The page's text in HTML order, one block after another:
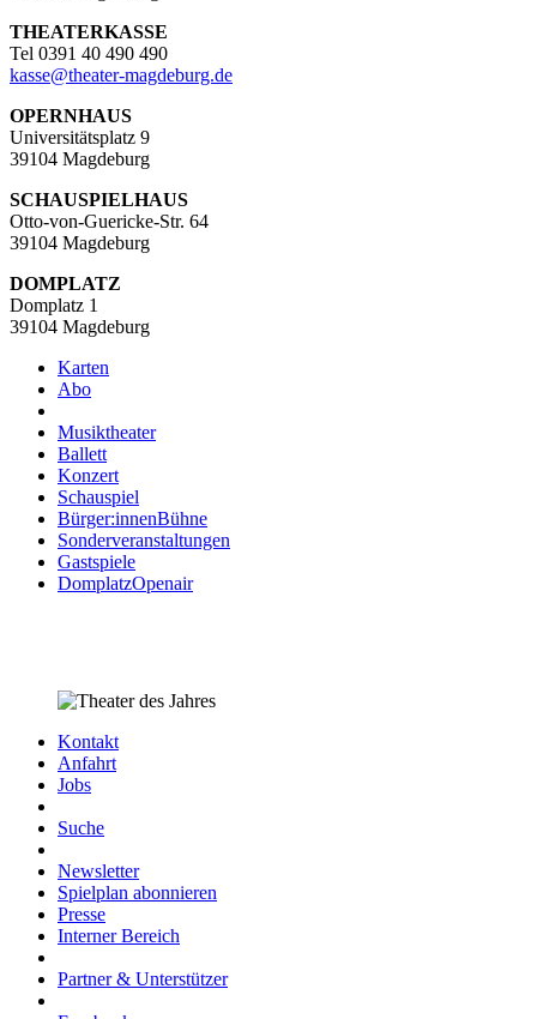
THEATERKASSE
Tel 0391 40 490 490
kasse@theater-magdeburg.de
OPERNHAUS
Universitätsplatz 9
39104 Magdeburg
SCHAUSPIELHAUS
Otto-von-Guericke-Str. 64
39104 Magdeburg
DOMPLATZ
Domplatz 1
39104 Magdeburg
Karten
Abo
Musiktheater
Ballett
Konzert
Schauspiel
Bürger:innenBühne
Sonderveranstaltungen
Gastspiele
DomplatzOpenair
Kontakt
Anfahrt
Jobs
Suche
Newsletter
Spielplan abonnieren
Presse
Interner Bereich
Partner & Unterstützer